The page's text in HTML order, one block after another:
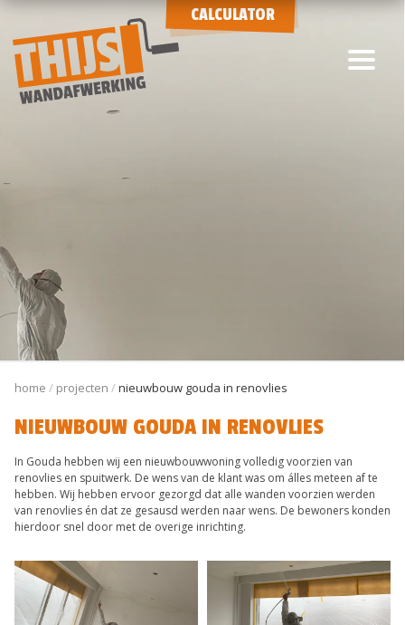
CALCULATOR
home projecten nieuwbouw gouda in renovlies
NIEUWBOUW GOUDA IN RENOVLIES
In Gouda hebben wij een nieuwbouwwoning volledig voorzien van
renovlies en spuitwerk. De wens van de klant was om álles meteen af te
hebben. Wij hebben ervoor gezorgd dat alle wanden voorzien werden
van renovlies én dat ze gesausd werden naar wens. De bewoners konden
hierdoor snel door met de overige inrichting.